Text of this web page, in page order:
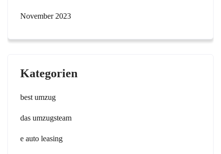
November 2023
Kategorien
best umzug
das umzugsteam
e auto leasing